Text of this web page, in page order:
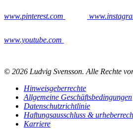
www.pinterest.com
www.youtube.com
© 2026 Ludvig Svensson. Alle Rechte
Hinweisgeberrechte
Allgemeine Geschäftsbedingungen
Datenschutzrichtlinie
Haftungsausschluss &
Karriere